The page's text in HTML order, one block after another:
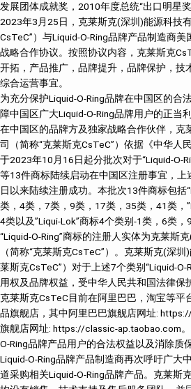
发展团体成就奖，2010年度总统“出口明星奖
2023年3月25日，克莱斯克(深圳)能源科技
CsTeC”）与Liquid-O-Ring品牌产品制造商美
战略合作协议。按照协议内容，克莱斯克
开拓，产品推广，品牌提升，品牌保护，技
综合运营事宜。
为充分保护Liquid-O-Ring品牌在中国区的合
障中国区广大Liquid-O-Ring品牌用户的正当
在中国区的品牌方及独家战略合作伙伴，克
司（简称“克莱斯克CsTeC”）依据《中华人
于2023年10月16日起分批次对于“Liquid-O-
等13件商标陆续启动在中国区注册事宜，
日以来陆续注册成功。本批次13件商标包括
类，4类，7类，9类，17类，35类，41类，
4类以及”Liqui-Lok”商标4个类别-1类，6类
“Liquid-O-Ring”商标的注册人实体为克莱斯
（简称“克莱斯克CsTeC”）。克莱斯克(深
莱斯克CsTeC”）对于上述7个类别“Liquid-
用权及品牌权益，受中华人民共和国法律保
克莱斯克CsTeC目前在阿里巴巴，淘宝等平
品旗舰店，其中阿里巴巴旗舰店网址:
旗舰店网址: https://classic-ap.taobao.com
O-Ring品牌产品用户的合法权益以及消除质
Liquid-O-Ring品牌产品制造商再次呼吁广大
道采购相关Liquid-O-Ring品牌产品。克莱斯